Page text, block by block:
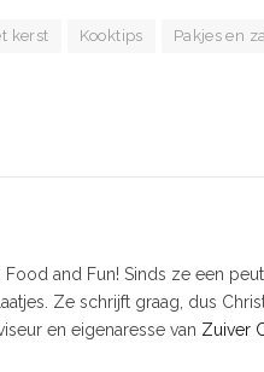
kerst Kooktips Pakjes en
and Fun! Sinds ze een
Ze schrijft graag, dus
en eigenaresse van Zuiver